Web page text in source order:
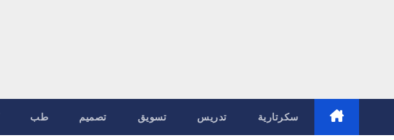
سكرتارية تدريس تسويق تصميم طب